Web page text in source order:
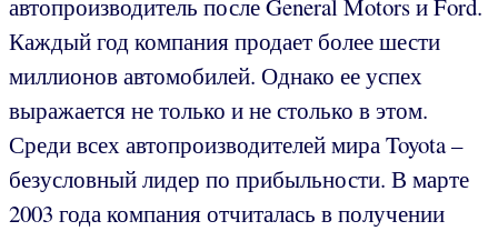
автопроизводитель после General Motors и Ford.
Каждый год компания продает более шести
миллионов автомобилей. Однако ее успех
выражается не только и не столько в этом.
Среди всех автопроизводителей мира Toyota –
безусловный лидер по прибыльности. В марте
2003 года компания отчиталась в получении